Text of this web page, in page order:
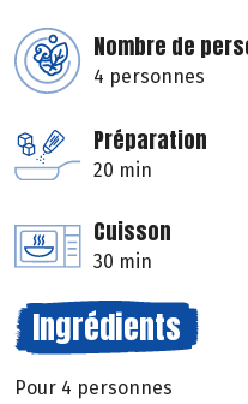
Nombre de
4 personnes
Préparation
20 min
Cuisson
30 min
Ingrédients
Pour 4 personnes